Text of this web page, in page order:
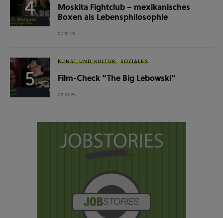
Moskita Fightclub – mexikanisches
Boxen als Lebensphilosophie
07.10.25
KUNST UND KULTUR SOZIALES
Film-Check “The Big Lebowski”
02.10.25